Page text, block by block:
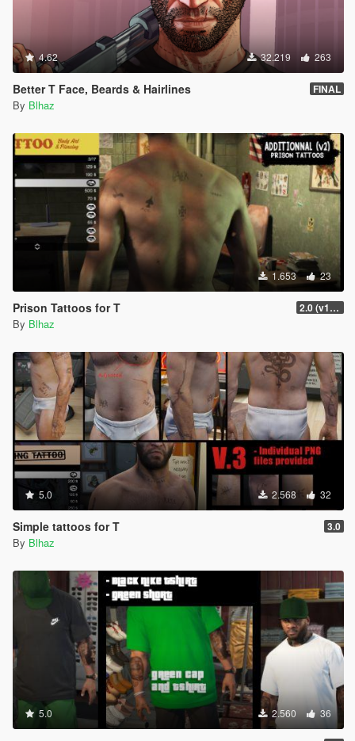
4.62 32.219 263
Better T Face, Beards & Hairlines FINAL
By Blhaz
1.653 23
Prison Tattoos for T 2.0 (v1 included)
By Blhaz
5.0 2.568 32
Simple tattoos for T 3.0
By Blhaz
5.0 2.560 36